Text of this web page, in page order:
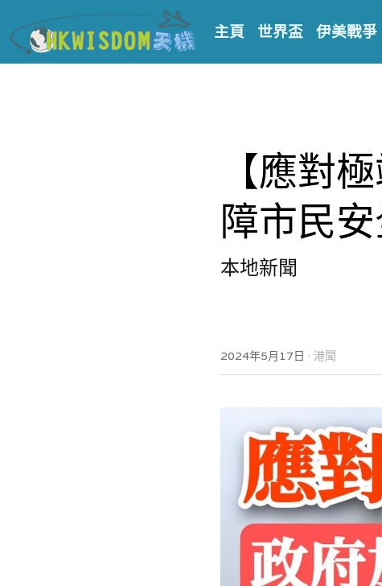
主頁 世界盃 伊美戰爭
【應對
障市民
本地新聞
2024年5月17日 · 港聞